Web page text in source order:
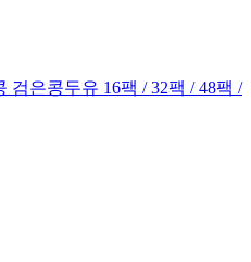
은콩두유 16팩 / 32팩 / 48팩 /